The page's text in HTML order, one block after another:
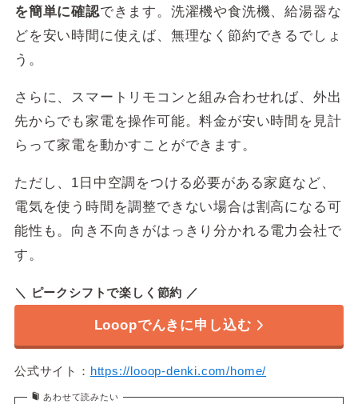
（1kWhあたりの使用料金）
市場連動型従量料金
※2
提供エリア 全国
セット割 都市ガス
オール電化 なし
初期費用／違約金
サポート時間
年中無休
キャンペーン ー
を簡単に確認できます。洗濯機や食洗機、給湯器な
どを安い時間に使えば、無理なく節約できるでしょ
う。
さらに、スマートリモコンと組み合わせれば、外出
先からでも家電を操作可能。料金が安い時間を見計
らって家電を動かすことができます。
ただし、1日中空調をつける必要がある家庭など、
電気を使う時間を調整できない場合は割高になる可
能性も。向き不向きがはっきり分かれる電力会社で
す。
＼ ピークシフトで楽しく節約 ／
Looopでんきに申し込む
公式サイト： https://looop-denki.com/home/
あわせて読みたい